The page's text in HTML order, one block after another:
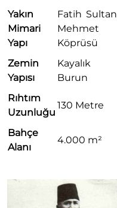
Yakın
Mimari
Yapı
Fatih Sultan
Mehmet
Köprüsü
Zemin
Yapısı
Kayalık
Burun
Rıhtım
Uzunluğu
130 Metre
Bahçe
Alanı
4.000 m²